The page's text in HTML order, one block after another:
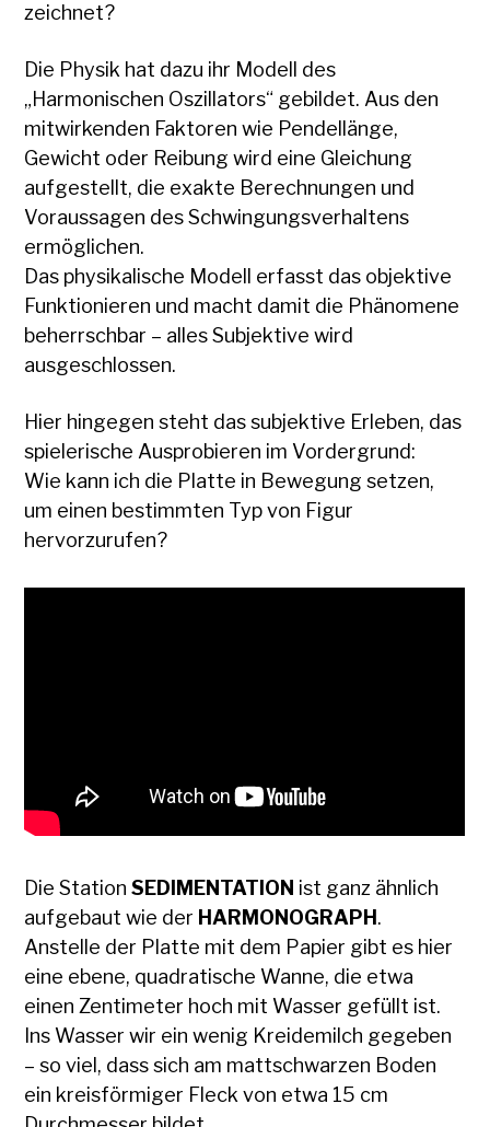
zeichnet?
Die Physik hat dazu ihr Modell des
„Harmonischen Oszillators“ gebildet. Aus den
mitwirkenden Faktoren wie Pendellänge,
Gewicht oder Reibung wird eine Gleichung
aufgestellt, die exakte Berechnungen und
Voraussagen des Schwingungsverhaltens
ermöglichen.
Das physikalische Modell erfasst das objektive
Funktionieren und macht damit die Phänomene
beherrschbar – alles Subjektive wird
ausgeschlossen.
Hier hingegen steht das subjektive Erleben, das
spielerische Ausprobieren im Vordergrund:
Wie kann ich die Platte in Bewegung setzen,
um einen bestimmten Typ von Figur
hervorzurufen?
Die StationSEDIMENTATION ist ganz ähnlich
aufgebaut wie der HARMONOGRAPH .
Anstelle der Platte mit dem Papier gibt es hier
eine ebene, quadratische Wanne, die etwa
einen Zentimeter hoch mit Wasser gefüllt ist.
Ins Wasser wir ein wenig Kreidemilch gegeben
– so viel, dass sich am mattschwarzen Boden
ein kreisförmiger Fleck von etwa 15 cm